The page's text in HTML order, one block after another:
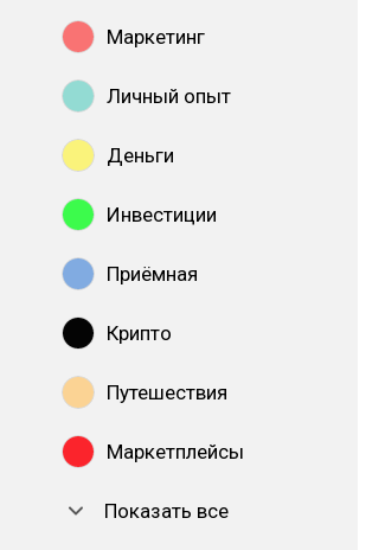
Маркетинг
Личный опыт
Деньги
Инвестиции
Приёмная
Крипто
Путешествия
Маркетплейсы
Показать все